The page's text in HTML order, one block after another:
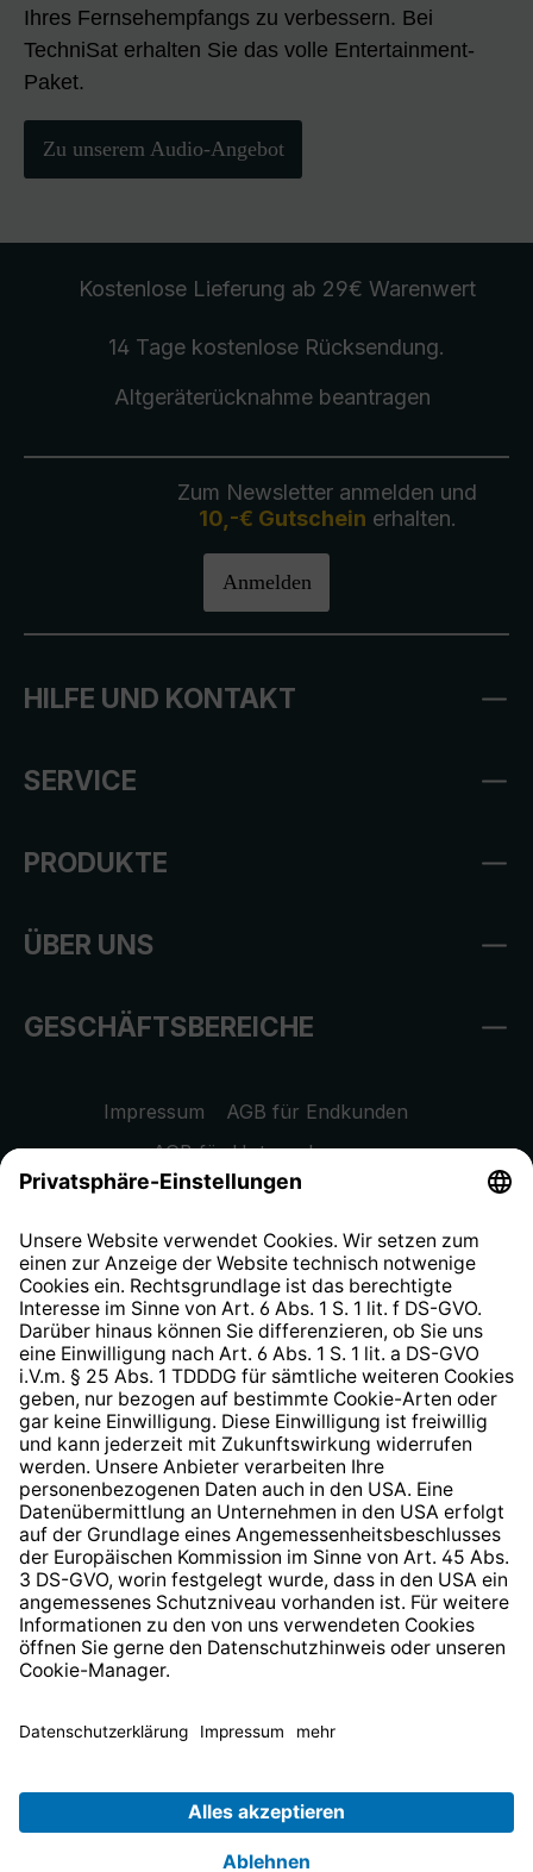
Ihres Fernsehempfangs zu verbessern. Bei
TechniSat erhalten Sie das volle Entertainment-
Paket.
Zu unserem Audio-Angebot
Kostenlose Lieferung ab 29€ Warenwert
14 Tage kostenlose Rücksendung.
Altgeräterücknahmebeantragen
Zum Newsletter anmelden und
10,-€ Gutschein erhalten.
Anmelden
HILFE UND KONTAKT
SERVICE
PRODUKTE
ÜBER UNS
GESCHÄFTSBEREICHE
Impressum
AGB für Endkunden
AGB für Unternehmen
Datenschutzhinweis
Widerrufsrecht
Hinweisgeberschutzsystem
Barrierefreiheit
* Alle Preise inkl. gesetzl. Mehrwertsteuer zzgl.
anders angegeben.
© 2026 TechniSat Digital GmbH
TechniSat ist ein Unternehmen der